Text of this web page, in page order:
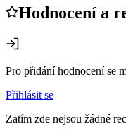
Hodnocení a
Pro přidání hodnocení se
Přihlásit se
Zatím zde nejsou žádné